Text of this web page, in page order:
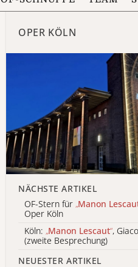
OPER KÖLN
NÄCHSTE ARTIKEL
OF-Stern für „Manon
Oper Köln
Köln: „Manon Lescaut“,
(zweite Besprechung)
NEUESTER ARTIKEL